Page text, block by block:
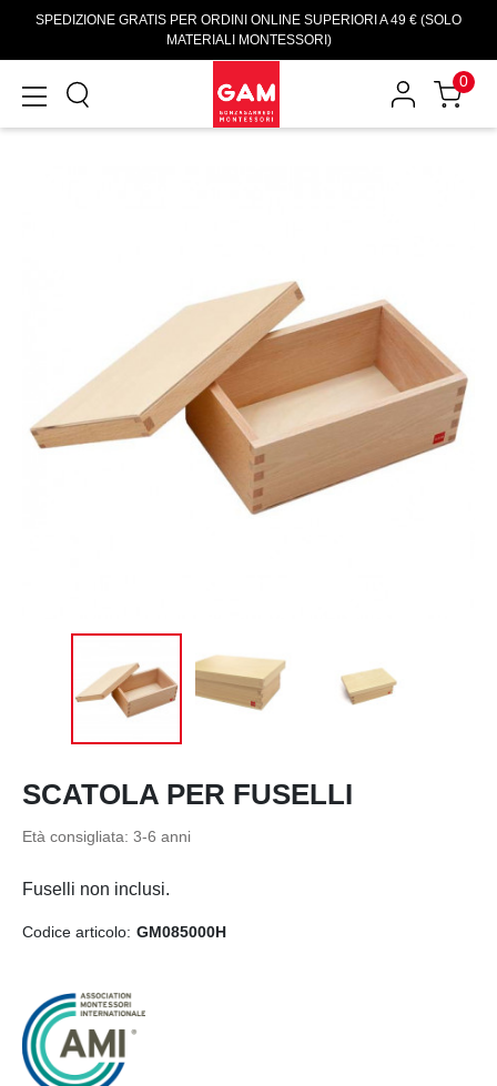
SPEDIZIONE GRATIS PER ORDINI ONLINE SUPERIORI A 49 € (SOLO
MATERIALI MONTESSORI)
0
SCATOLA PER FUSELLI
Età consigliata: 3-6 anni
Fuselli non inclusi.
Codice articolo: GM085000H